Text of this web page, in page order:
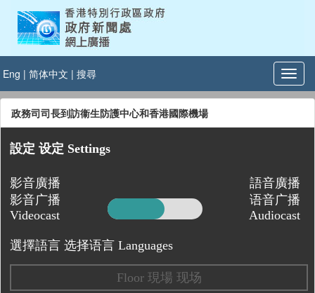
Eng | 简体中文 | 搜尋
政務司司長到訪衞生防護中心和香港國際機場